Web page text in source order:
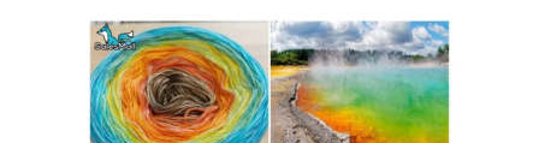
produktu
je
5,0
z
5
hvězdiček.